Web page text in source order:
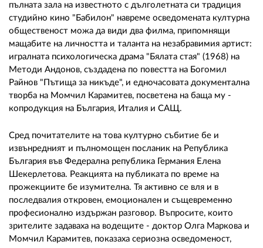
пълната зала на известното с дълголетната си традиция
студийно кино "Бабилон" навреме осведомената културна
общественост можа да види два филма, припомнящи
мащабите на личността и таланта на незабравимия артист:
игралната психологическа драма "Бялата стая" (1968) на
Методи Андонов, създадена по повестта на Богомил
Райнов "Пътища за никъде", и едночасовата документална
творба на Момчил Карамитев, посветена на баща му -
копродукция на България, Италия и САЩ.
Сред почитателите на това културно събитие бе и
извънредният и пълномощен посланик на Република
България във Федерална република Германия Елена
Шекерлетова. Реакцията на публиката по време на
прожекциите бе изумителна. Тя активно се вля и в
последвалия откровен, емоционален и същевременно
професионално издържан разговор. Въпросите, които
зрителите задаваха на водещите - доктор Олга Маркова и
Момчил Карамитев, показаха сериозна осведоменост,